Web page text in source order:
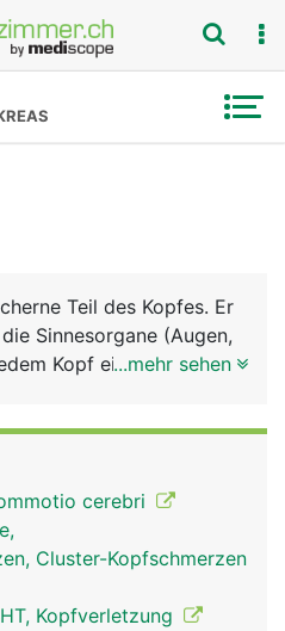
Teil des Kopfes. Er
Sinnesorgane (Augen,
Kopf eine
mit 2
und Unterkiefer
wie Tränenbein oder
...mehr sehen
cerebri
Cluster-Kopfschmerzen
Kopfverletzung